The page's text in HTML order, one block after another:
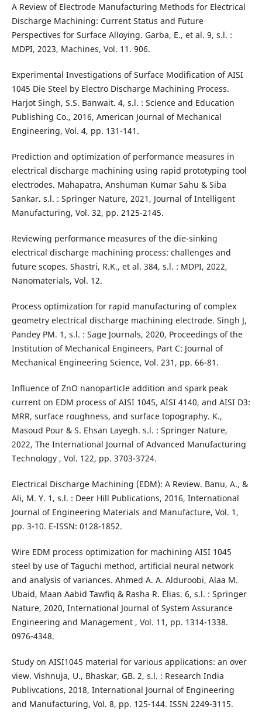
A Review of Electrode Manufacturing Methods for Electrical
Discharge Machining: Current Status and Future
Perspectives for Surface Alloying. Garba, E., et al. 9, s.l. :
MDPI, 2023, Machines, Vol. 11. 906.
Experimental Investigations of Surface Modification of AISI
1045 Die Steel by Electro Discharge Machining Process.
Harjot Singh, S.S. Banwait. 4, s.l. : Science and Education
Publishing Co., 2016, American Journal of Mechanical
Engineering, Vol. 4, pp. 131-141.
Prediction and optimization of performance measures in
electrical discharge machining using rapid prototyping tool
electrodes. Mahapatra, Anshuman Kumar Sahu & Siba
Sankar. s.l. : Springer Nature, 2021, Journal of Intelligent
Manufacturing, Vol. 32, pp. 2125-2145.
Reviewing performance measures of the die-sinking
electrical discharge machining process: challenges and
future scopes. Shastri, R.K., et al. 384, s.l. : MDPI, 2022,
Nanomaterials, Vol. 12.
Process optimization for rapid manufacturing of complex
geometry electrical discharge machining electrode. Singh J,
Pandey PM. 1, s.l. : Sage Journals, 2020, Proceedings of the
Institution of Mechanical Engineers, Part C: Journal of
Mechanical Engineering Science, Vol. 231, pp. 66-81.
Influence of ZnO nanoparticle addition and spark peak
current on EDM process of AISI 1045, AISI 4140, and AISI D3:
MRR, surface roughness, and surface topography. K.,
Masoud Pour & S. Ehsan Layegh. s.l. : Springer Nature,
2022, The International Journal of Advanced Manufacturing
Technology , Vol. 122, pp. 3703-3724.
Electrical Discharge Machining (EDM): A Review. Banu, A., &
Ali, M. Y. 1, s.l. : Deer Hill Publications, 2016, International
Journal of Engineering Materials and Manufacture, Vol. 1,
pp. 3-10. E-ISSN: 0128-1852.
Wire EDM process optimization for machining AISI 1045
steel by use of Taguchi method, artificial neural network
and analysis of variances. Ahmed A. A. Alduroobi, Alaa M.
Ubaid, Maan Aabid Tawfiq & Rasha R. Elias. 6, s.l. : Springer
Nature, 2020, International Journal of System Assurance
Engineering and Management , Vol. 11, pp. 1314-1338.
0976-4348.
Study on AISI1045 material for various applications: an over
view. Vishnuja, U., Bhaskar, GB. 2, s.l. : Research India
Publivcations, 2018, International Journal of Engineering
and Manufacturing, Vol. 8, pp. 125-144. ISSN 2249-3115.